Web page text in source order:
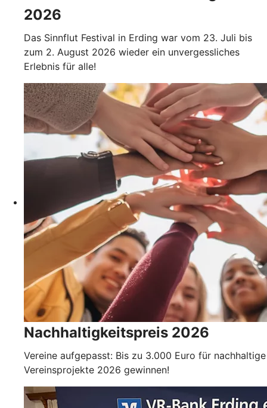
2026
Das Sinnflut Festival in Erding war vom 23. Juli bis
zum 2. August 2026 wieder ein unvergessliches
Erlebnis für alle!
Nachhaltigkeitspreis 2026
Vereine aufgepasst: Bis zu 3.000 Euro für nachhaltige
Vereinsprojekte 2026 gewinnen!